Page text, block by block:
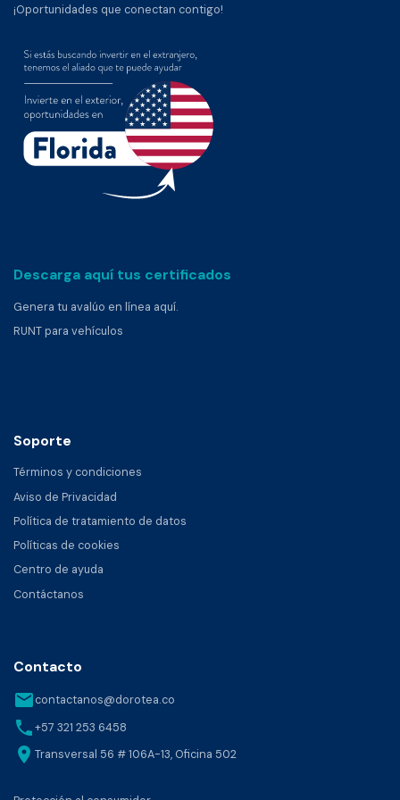
¡Oportunidades que conectan contigo!
Descarga aquí tus certificados
Genera tu avalúo en línea aquí.
RUNT para vehículos
Soporte
Términos y condiciones
Aviso de Privacidad
Política de tratamiento de datos
Políticas de cookies
Centro de ayuda
Contáctanos
Contacto
emailcontactanos@dorotea.co
phone+57 321 253 6458
location_onTransversal 56 # 106A-13, Oficina 502